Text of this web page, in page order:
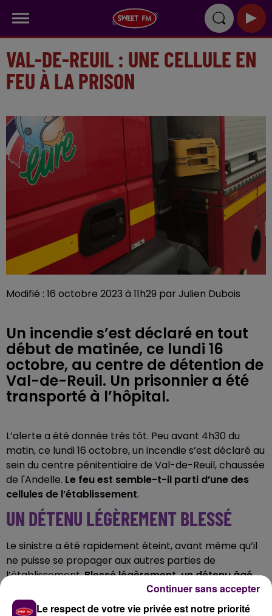
VAL-DE-REUIL : UNE CELLULE EN
FEU À LA PRISON
Modifié : 16 octobre 2023 à 11h29 par Julien Dubois
Un incendie s’est déclaré en tout
début de matinée, ce lundi 16
octobre, au centre de détention de
Val-de-Reuil. Un prisonnier a été
transporté à l’hôpital.
L’alerte a été donnée très tôt. Peu avant 4h30 du
matin, ce lundi 16 octobre, un incendie s’est déclaré au
sein du centre pénitentiaire de Val-de-Reuil, chaussée
de l'Andelle. Le feu est semble-t-il parti d’une des
cellules de l’établissement.
UN DÉTENU LÉGÈREMENT BLESSÉ
Le sinistre a été rapidement éteint, avant même qu’il
ne puisse se propager aux autres parties de
l’établissement.Blessé légèrement, un détenu âgé
de 30 ans a été transporté à l’hôpital d’Elbeuf. Plus
d’une trentaine de pompiers ont été mobilisés.
Le respect de votre vie privée est notre priorité
Continuer sans accepter